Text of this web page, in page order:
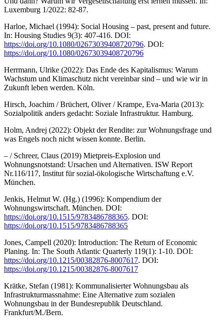
Luxemburg 1/2022: 82-87.
Harloe, Michael (1994): Social Housing – past, present and future.
In: Housing Studies 9(3): 407-416. DOI:
https://doi.org/10.1080/02673039408720796. DOI:
https://doi.org/10.1080/02673039408720796
Herrmann, Ulrike (2022): Das Ende des Kapitalismus: Warum
Wachstum und Klimaschutz nicht vereinbar sind – und wie wir in
Zukunft leben werden. Köln.
Hirsch, Joachim / Brüchert, Oliver / Krampe, Eva-Maria (2013):
Sozialpolitik anders gedacht: Soziale Infrastruktur. Hamburg.
Holm, Andrej (2022): Objekt der Rendite: zur Wohnungsfrage und
was Engels noch nicht wissen konnte. Berlin.
– / Schreer, Claus (2019) Mietpreis-Explosion und
Wohnungsnotstand: Ursachen und Alternativen. ISW Report
Nr.116/117, Institut für sozial-ökologische Wirtschaftung e.V.
München.
Jenkis, Helmut W. (Hg.) (1996): Kompendium der
Wohnungswirtschaft. München. DOI:
https://doi.org/10.1515/9783486788365. DOI:
https://doi.org/10.1515/9783486788365
Jones, Campell (2020): Introduction: The Return of Economic
Planing. In: The South Atlantic Quarterly 119(1): 1-10. DOI:
https://doi.org/10.1215/00382876-8007617. DOI:
https://doi.org/10.1215/00382876-8007617
Krätke, Stefan (1981): Kommunalisierter Wohnungsbau als
Infrastrukturmassnahme: Eine Alternative zum sozialen
Wohnungsbau in der Bundesrepublik Deutschland.
Frankfurt/M./Bern.